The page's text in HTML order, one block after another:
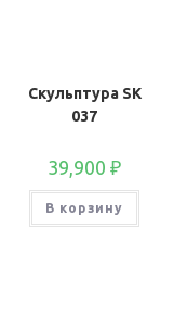
Скульптура SK
037
39,900₽
В корзину